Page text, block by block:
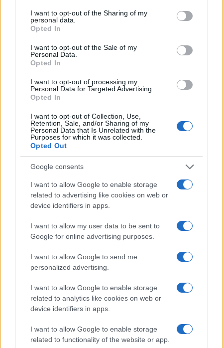
not limited to your visit or usage behaviour. You may click to
grant or deny consent to Google and its third-party tags to
use your data for below specified purposes in below Google
consent section.
I want to opt-out of the Sharing of my
personal data.
Opted In
I want to opt-out of the Sale of my
Personal Data.
Opted In
I want to opt-out of processing my
Personal Data for Targeted Advertising.
Opted In
I want to opt-out of Collection, Use,
Retention, Sale, and/or Sharing of my
Personal Data that Is Unrelated with the
Purposes for which it was collected.
Opted Out
Google consents
I want to allow Google to enable storage
related to advertising like cookies on web or
device identifiers in apps.
I want to allow my user data to be sent to
Google for online advertising purposes.
I want to allow Google to send me
personalized advertising.
I want to allow Google to enable storage
related to analytics like cookies on web or
device identifiers in apps.
I want to allow Google to enable storage
related to functionality of the website or app.
sul campo e conserva il biglietto di quella
partita come prova della svolta.